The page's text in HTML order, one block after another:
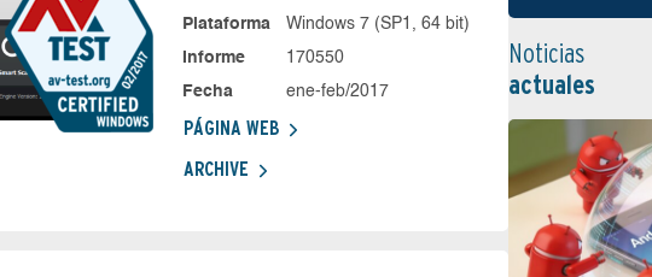
Plataforma
Windows 7 (SP1, 64 bit)
Informe
170550
Fecha
ene-feb/2017
PÁGINA WEB
ARCHIVE
Noticias
actuales